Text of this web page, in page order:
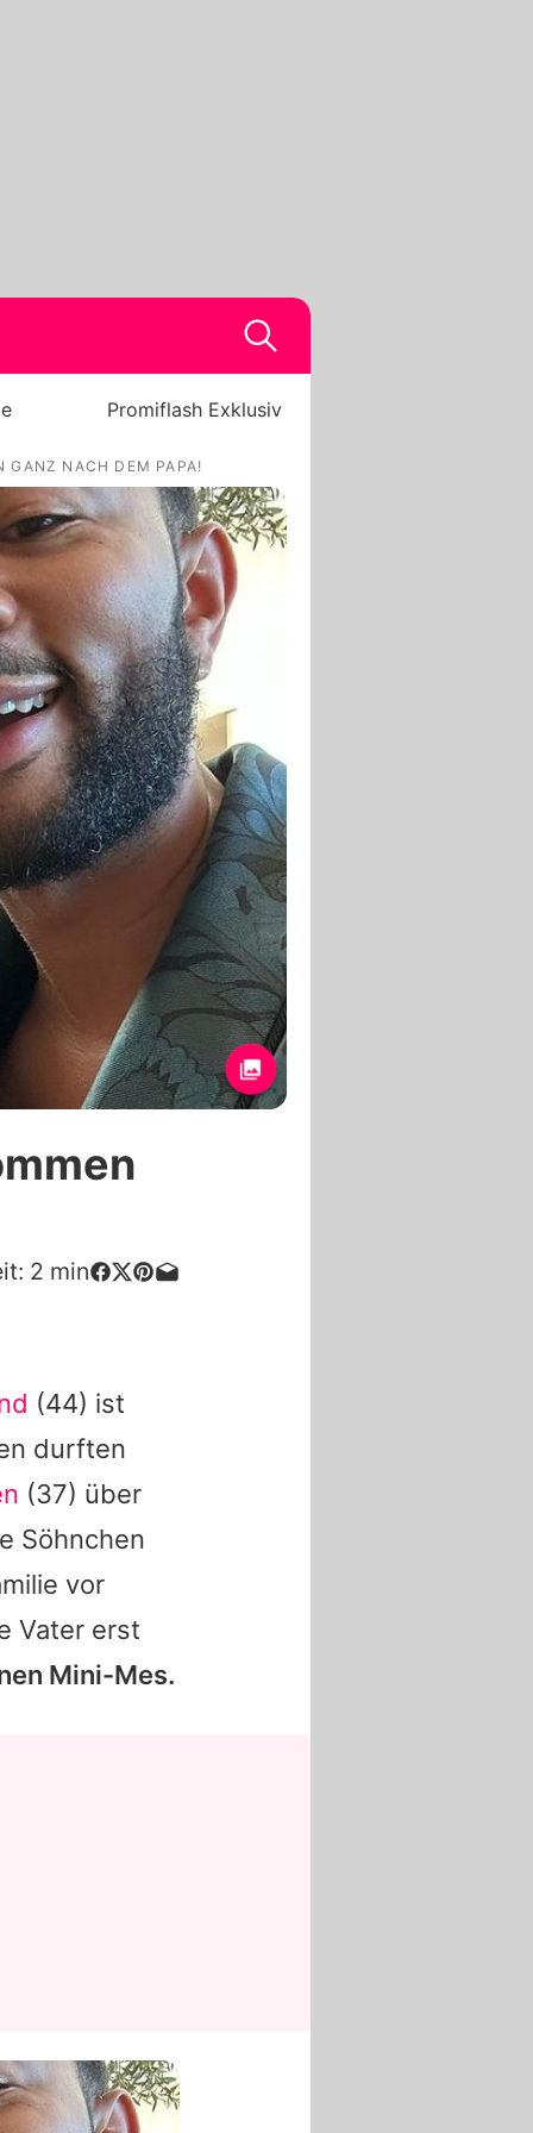
Promiflash Exklusiv
GANZ NACH DEM PAPA!
2 min
(44) ist
durften
(37) über
Söhnchen
vor
Vater erst
Mini-Mes.